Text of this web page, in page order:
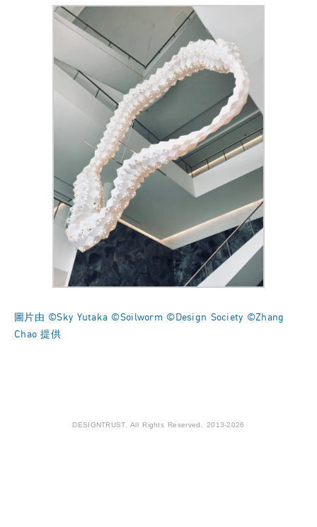
圖片由 ©Sky Yutaka ©Soilworm ©Design Society ©Zhang
Chao 提供
DESIGNTRUST. All Rights Reserved. 2013-2026